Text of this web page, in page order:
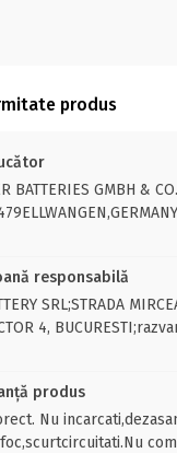
produs
BATTERIES GMBH &
responsabilă
SRL;STRADA
4,
produs
Nu